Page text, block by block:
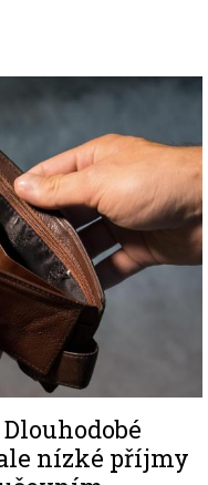
nízké příjmy